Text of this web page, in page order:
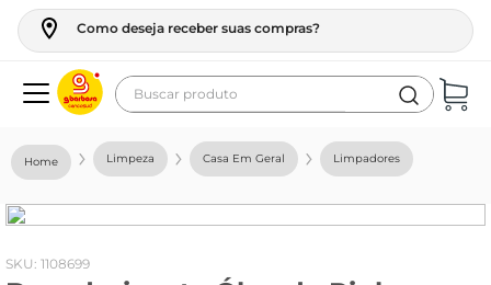
Como deseja receber suas compras?
Buscar produto
Limpeza Casa Em Geral Limpadores
: 1108699
geladeira
fogao